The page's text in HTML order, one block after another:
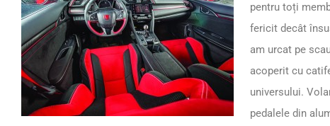
pentru toți
fericit decât
am urcat pe
acoperit cu
universului.
pedalele din